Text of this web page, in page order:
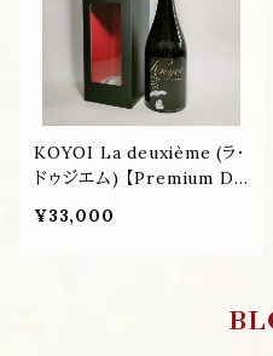
KOYOI La deuxième (ラ・
ドゥジエム) 【Premium Dr
¥33,000